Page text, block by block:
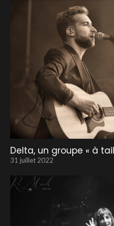
Delta, un groupe « à
31 juillet 2022